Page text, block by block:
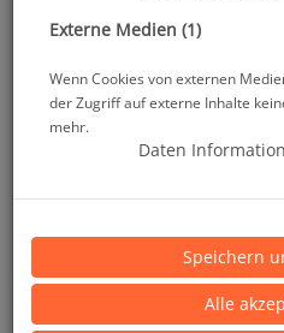
Scubapro Go Fin Travel -
Artikelnr.: scu-25840600
Externe Medien (1)
Wenn Cookies von externen
der Zugriff auf externe Inhalte
mehr.
Daten
Speichern
Alle